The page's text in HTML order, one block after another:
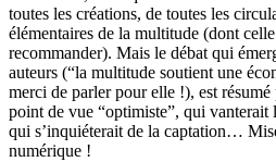
toutes les créations, de toutes les
élémentaires de la multitude (dont
recommander). Mais le débat qui
auteurs (“la multitude soutient une
merci de parler pour elle !), est
point de vue “optimiste”, qui vanterait
qui s’inquiéterait de la captation…
numérique !